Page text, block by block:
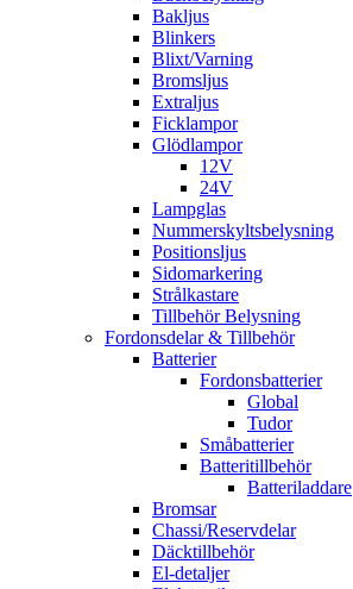
Bakljus
Blinkers
Blixt/Varning
Bromsljus
Extraljus
Ficklampor
Glödlampor
12V
24V
Lampglas
Nummerskyltsbelysning
Positionsljus
Sidomarkering
Strålkastare
Tillbehör Belysning
Fordonsdelar & Tillbehör
Batterier
Fordonsbatterier
Global
Tudor
Småbatterier
Batteritillbehör
Batteriladdare
Bromsar
Chassi/Reservdelar
Däcktillbehör
El-detaljer